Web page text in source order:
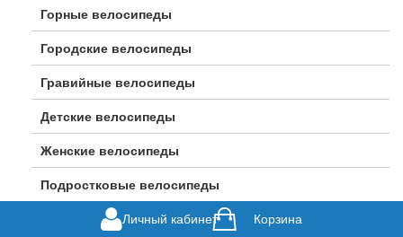
Горные велосипеды
Городские велосипеды
Гравийные велосипеды
Детские велосипеды
Женские велосипеды
Подростковые велосипеды
Шоссейные велосипеды
Личный кабинет Корзина